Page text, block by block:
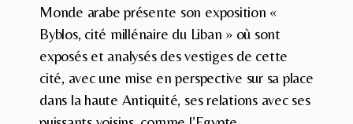
Monde arabe présente son exposition «
Byblos, cité millénaire du Liban » où sont
exposés et analysés des vestiges de cette
cité, avec une mise en perspective sur sa place
dans la haute Antiquité, ses relations avec ses